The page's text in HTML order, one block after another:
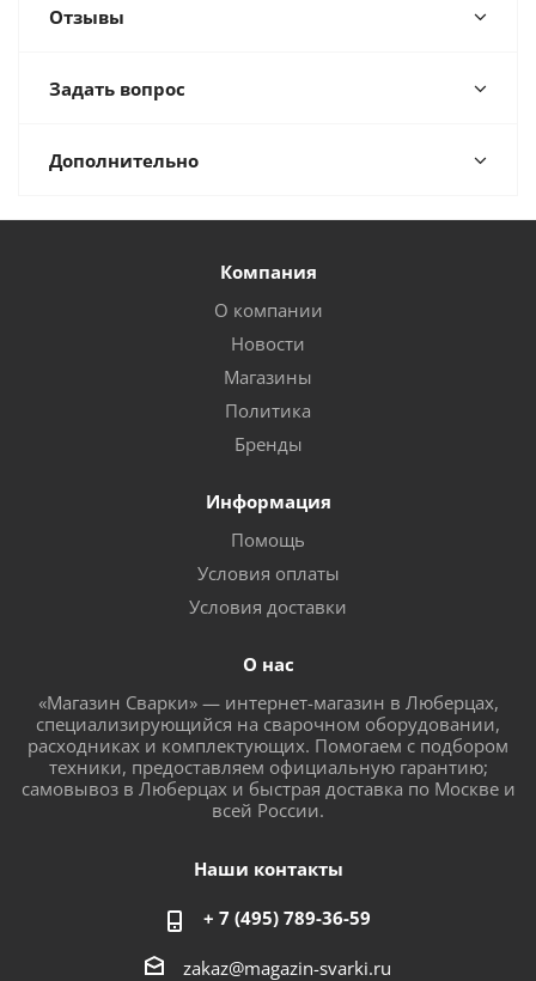
Отзывы
Задать вопрос
Дополнительно
Компания
О компании
Новости
Магазины
Политика
Бренды
Информация
Помощь
Условия оплаты
Условия доставки
О нас
«Магазин Сварки» — интернет-магазин в Люберцах,
специализирующийся на сварочном оборудовании,
расходниках и комплектующих. Помогаем с подбором
техники, предоставляем официальную гарантию;
самовывоз в Люберцах и быстрая доставка по Москве и
всей России.
Наши контакты
+ 7 (495) 789-36-59
zakaz@magazin-svarki.ru